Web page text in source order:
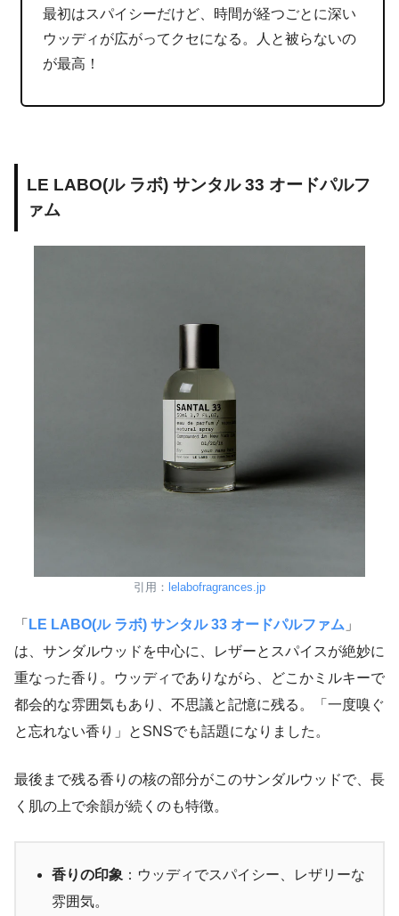
最初はスパイシーだけど、時間が経つごとに深い
ウッディが広がってクセになる。人と被らないの
が最高！
LE LABO(ル ラボ) サンタル 33 オードパルフ
ァム
引用： lelabofragrances.jp
「 LE LABO(ル ラボ) サンタル 33 オードパルファム 」
は、サンダルウッドを中心に、レザーとスパイスが絶妙に
重なった香り。ウッディでありながら、どこかミルキーで
都会的な雰囲気もあり、不思議と記憶に残る。「一度嗅ぐ
と忘れない香り」とSNSでも話題になりました。
最後まで残る香りの核の部分がこのサンダルウッドで、長
く肌の上で余韻が続くのも特徴。
香りの印象 ：ウッディでスパイシー、レザリーな
雰囲気。